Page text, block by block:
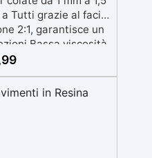
Tutti grazie al facile
2:1, garantisce un
Bassa viscosità
compatibile con
catalisi atossica e
la pelle, Bpa Free e